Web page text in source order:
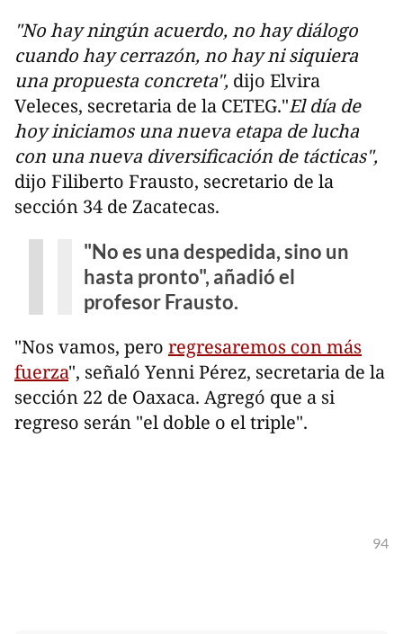
"No hay ningún acuerdo, no hay diálogo
cuando hay cerrazón, no hay ni siquiera
una propuesta concreta", dijo Elvira
Veleces, secretaria de la CETEG."El día de
hoy iniciamos una nueva etapa de lucha
con una nueva diversificación de tácticas",
dijo Filiberto Frausto, secretario de la
sección 34 de Zacatecas.
"No es una despedida, sino un
hasta pronto", añadió el
profesor Frausto.
"Nos vamos, pero regresaremos con más
fuerza", señaló Yenni Pérez, secretaria de la
sección 22 de Oaxaca. Agregó que a si
regreso serán "el doble o el triple".
94